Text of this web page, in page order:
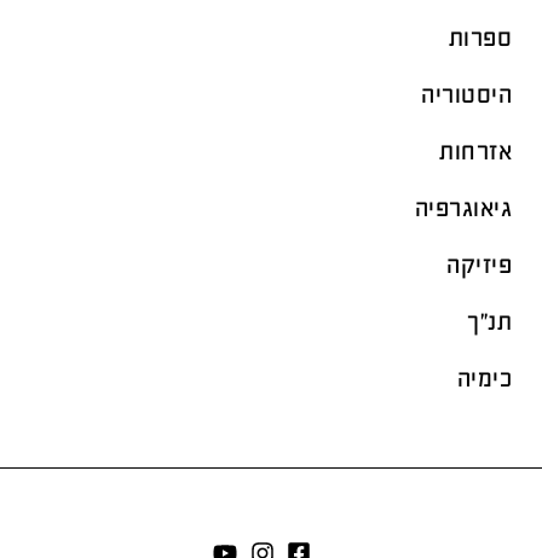
ספרות
היסטוריה
אזרחות
גיאוגרפיה
פיזיקה
תנ"ך
כימיה